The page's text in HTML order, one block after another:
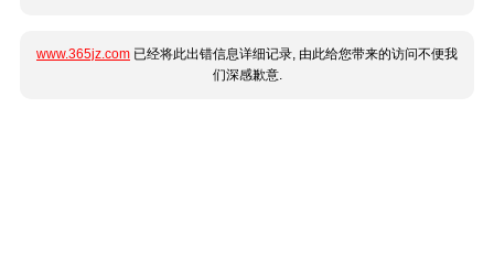
www.365jz.com 已经将此出错信息详细记录, 由此给您带来的访问不便我
们深感歉意.